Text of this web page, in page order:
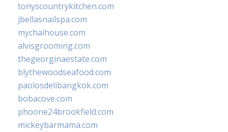
tonyscountrykitchen.com
jbellasnailspa.com
mychaihouse.com
alvisgrooming.com
thegeorginaestate.com
blythewoodseafood.com
paolosdelibangkok.com
bobacove.com
phoone24brookfield.com
mickeybarmama.com